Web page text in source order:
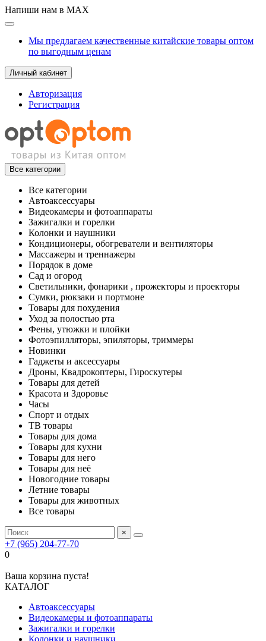
Напиши нам в MAX
Мы предлагаем качественные китайские товары оптом
по выгодным ценам
Личный кабинет
Авторизация
Регистрация
Все категории
Все категории
Автоаксессуары
Видеокамеры и фотоаппараты
Зажигалки и горелки
Колонки и наушники
Кондиционеры, обогреватели и вентиляторы
Массажеры и треннажеры
Порядок в доме
Сад и огород
Светильники, фонарики , прожекторы и проекторы
Сумки, рюкзаки и портмоне
Товары для похудения
Уход за полостью рта
Фены, утюжки и плойки
Фотоэпилляторы, эпиляторы, триммеры
Новинки
Гаджеты и аксессуары
Дроны, Квадрокоптеры, Гироскутеры
Товары для детей
Красота и Здоровье
Часы
Спорт и отдых
ТВ товары
Товары для дома
Товары для кухни
Товары для него
Товары для неё
Новогодние товары
Летние товары
Товары для животных
Все товары
×
+7 (965) 204-77-70
0
Ваша корзина пуста!
КАТАЛОГ
Автоаксессуары
Видеокамеры и фотоаппараты
Зажигалки и горелки
Колонки и наушники